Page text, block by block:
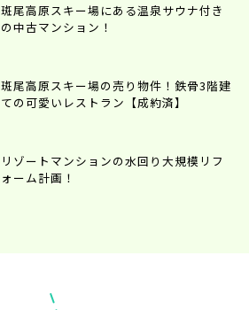
斑尾高原スキー場にある温泉サウナ付き
の中古マンション！
斑尾高原スキー場の売り物件！鉄骨3階建
ての可愛いレストラン【成約済】
リゾートマンションの水回り大規模リフ
ォーム計画！